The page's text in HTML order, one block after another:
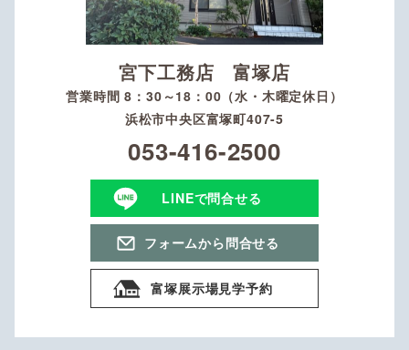
宮下工務店 富塚店
営業時間 8：30～18：00（水・木曜定休日）
浜松市中央区富塚町407-5
053-416-2500
LINEで問合せる
フォームから問合せる
富塚展示場見学予約